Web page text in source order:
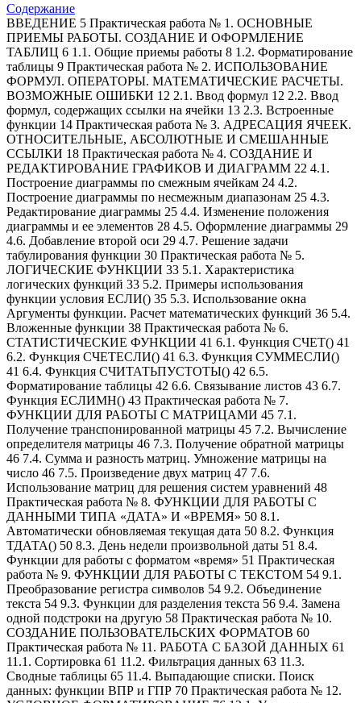
Содержание
ВВЕДЕНИЕ 5 Практическая работа № 1. ОСНОВНЫЕ
ПРИЕМЫ РАБОТЫ. СОЗДАНИЕ И ОФОРМЛЕНИЕ
ТАБЛИЦ 6 1.1. Общие приемы работы 8 1.2. Форматирование
таблицы 9 Практическая работа № 2. ИСПОЛЬЗОВАНИЕ
ФОРМУЛ. ОПЕРАТОРЫ. МАТЕМАТИЧЕСКИЕ РАСЧЕТЫ.
ВОЗМОЖНЫЕ ОШИБКИ 12 2.1. Ввод формул 12 2.2. Ввод
формул, содержащих ссылки на ячейки 13 2.3. Встроенные
функции 14 Практическая работа № 3. АДРЕСАЦИЯ ЯЧЕЕК.
ОТНОСИТЕЛЬНЫЕ, АБСОЛЮТНЫЕ И СМЕШАННЫЕ
ССЫЛКИ 18 Практическая работа № 4. СОЗДАНИЕ И
РЕДАКТИРОВАНИЕ ГРАФИКОВ И ДИАГРАММ 22 4.1.
Построение диаграммы по смежным ячейкам 24 4.2.
Построение диаграммы по несмежным диапазонам 25 4.3.
Редактирование диаграммы 25 4.4. Изменение положения
диаграммы и ее элементов 28 4.5. Оформление диаграммы 29
4.6. Добавление второй оси 29 4.7. Решение задачи
табулирования функции 30 Практическая работа № 5.
ЛОГИЧЕСКИЕ ФУНКЦИИ 33 5.1. Характеристика
логических функций 33 5.2. Примеры использования
функции условия ЕСЛИ() 35 5.3. Использование окна
Аргументы функции. Расчет математических функций 36 5.4.
Вложенные функции 38 Практическая работа № 6.
СТАТИСТИЧЕСКИЕ ФУНКЦИИ 41 6.1. Функция СЧЕТ() 41
6.2. Функция СЧЕТЕСЛИ() 41 6.3. Функция СУММЕСЛИ()
41 6.4. Функция СЧИТАТЬПУСТОТЫ() 42 6.5.
Форматирование таблицы 42 6.6. Связывание листов 43 6.7.
Функция ЕСЛИМН() 43 Практическая работа № 7.
ФУНКЦИИ ДЛЯ РАБОТЫ С МАТРИЦАМИ 45 7.1.
Получение транспонированной матрицы 45 7.2. Вычисление
определителя матрицы 46 7.3. Получение обратной матрицы
46 7.4. Сумма и разность матриц. Умножение матрицы на
число 46 7.5. Произведение двух матриц 47 7.6.
Использование матриц для решения систем уравнений 48
Практическая работа № 8. ФУНКЦИИ ДЛЯ РАБОТЫ С
ДАННЫМИ ТИПА «ДАТА» И «ВРЕМЯ» 50 8.1.
Автоматически обновляемая текущая дата 50 8.2. Функция
ТДАТА() 50 8.3. День недели произвольной даты 51 8.4.
Функции для работы с форматом «время» 51 Практическая
работа № 9. ФУНКЦИИ ДЛЯ РАБОТЫ С ТЕКСТОМ 54 9.1.
Преобразование регистра символов 54 9.2. Объединение
текста 54 9.3. Функции для разделения текста 56 9.4. Замена
одной подстроки на другую 58 Практическая работа № 10.
СОЗДАНИЕ ПОЛЬЗОВАТЕЛЬСКИХ ФОРМАТОВ 60
Практическая работа № 11. РАБОТА С БАЗОЙ ДАННЫХ 61
11.1. Сортировка 61 11.2. Фильтрация данных 63 11.3.
Сводные таблицы 65 11.4. Выпадающие списки. Поиск
данных: функции ВПР и ГПР 70 Практическая работа № 12.